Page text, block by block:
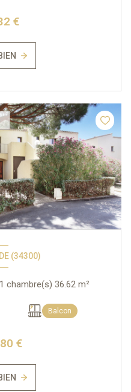
€
(34300)
Appartement 2 pièce(s) 1 chambre(s) 36.62 m²
Balcon
€